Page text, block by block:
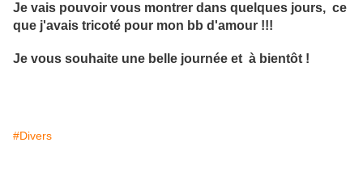
Je vais pouvoir vous montrer dans quelques jours, ce
que j'avais tricoté pour mon bb d'amour !!!
Je vous souhaite une belle journée et à bientôt !
#Divers